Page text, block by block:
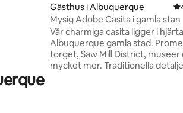
Gästhus i Albuquerque
Mysig Adobe Casita i gamla stan
Vår charmiga casita ligger i
Albuquerque gamla stad.
torget, Saw Mill District, museer
mycket mer. Traditionella